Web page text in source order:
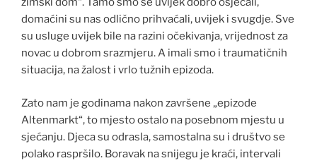
domaćini su nas odlično prihvaćali, uvijek i svugdje. Sve
su usluge uvijek bile na razini očekivanja, vrijednost za
novac u dobrom srazmjeru. A imali smo i traumatičnih
situacija, na žalost i vrlo tužnih epizoda.
Zato nam je godinama nakon završene „epizode
Altenmarkt“, to mjesto ostalo na posebnom mjestu u
sjećanju. Djeca su odrasla, samostalna su i društvo se
polako raspršilo. Boravak na snijegu je kraći, intervali